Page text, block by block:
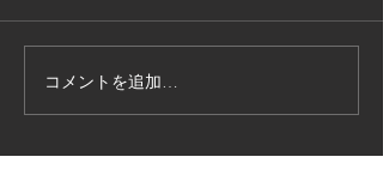
技能実習生１２名入国-フ
ィリピン、ベトナム
コメントを追加…